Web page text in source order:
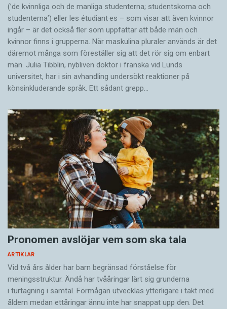
(’de kvinnliga och de manliga studenterna; studentskorna och
studenterna’) eller les étudiant·es – som visar att även kvinnor
ingår – är det också fler som uppfattar att både män och
kvinnor finns i grupperna. När maskulina pluraler används är det
där­emot många som föreställer sig att det rör sig om enbart
män. Julia Tibblin, nybliven doktor i franska vid Lunds
universitet, har i sin avhandling undersökt reaktioner på
könsinkluderande språk. Ett sådant grepp…
Pronomen avslöjar vem som ska tala
ARTIKLAR
Vid två års ålder har barn begränsad förståelse för
meningsstruktur. Ändå har tvååringar lärt sig grunderna
i turtagning i samtal. Förmågan utvecklas ytterligare i takt med
åldern medan ettåringar ännu inte har snappat upp den. Det